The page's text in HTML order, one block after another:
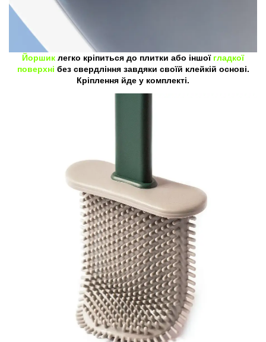
Йоршик легко кріпиться до плитки або іншоїгладкої
поверхні без свердління завдяки своїй клейкій основі.
Кріплення йде у комплекті.